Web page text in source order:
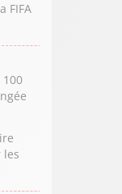
FIFA
les